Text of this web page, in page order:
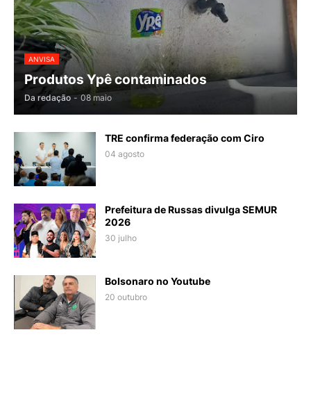
ANVISA
Produtos Ypê contaminados
Da redação - 08 maio
TRE confirma federação com Ciro
04 agosto
Prefeitura de Russas divulga SEMUR
2026
30 julho
Bolsonaro no Youtube
20 outubro